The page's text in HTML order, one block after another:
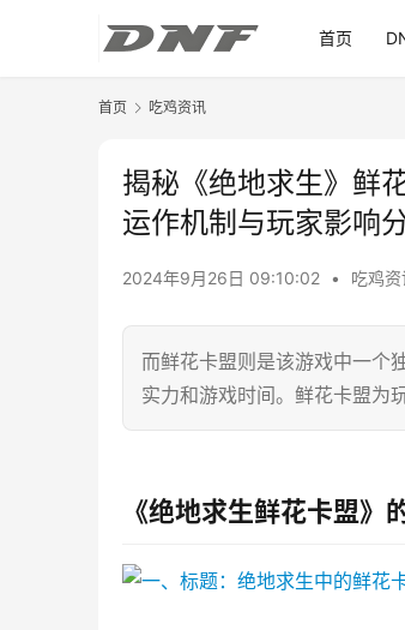
首页
首页 吃鸡资讯
揭秘《绝地求生》鲜
运作机制与玩家影响
2024年9月26日 09:10:02 • 吃鸡资
而鲜花卡盟则是该游戏中一个
实力和游戏时间。鲜花卡盟为
《绝地求生鲜花卡盟》